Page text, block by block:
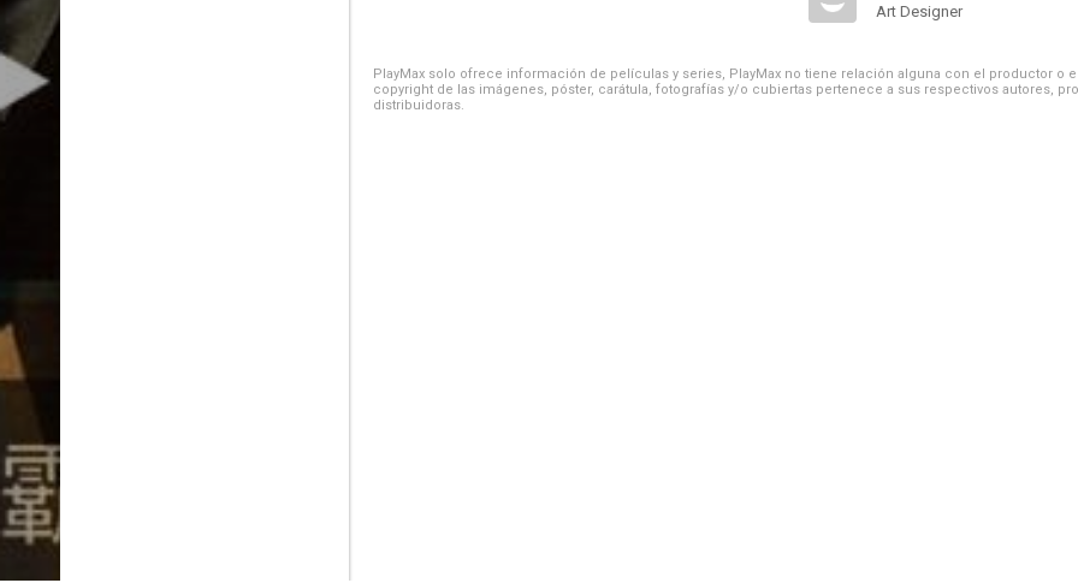
Art Designer
PlayMax solo ofrece información de películas y series, PlayMax no tiene relación alguna con el productor o
copyright de las imágenes, póster, carátula, fotografías y/o cubiertas pertenece a sus respectivos autores,
distribuidoras.